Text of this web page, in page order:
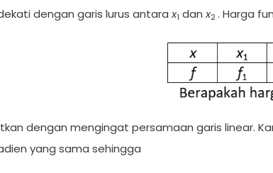
dengan garis lurus antarax1 danx2. Harga
dengan mengingat persamaan garis linear.
yang sama sehingga